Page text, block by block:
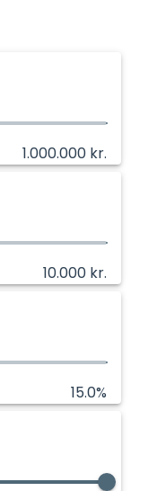
1.000.000 kr.
10.000 kr.
15.0%